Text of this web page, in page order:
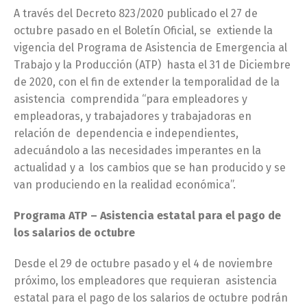
A través del Decreto 823/2020 publicado el 27 de
octubre pasado en el Boletín Oficial, se extiende la
vigencia del Programa de Asistencia de Emergencia al
Trabajo y la Producción (ATP) hasta el 31 de Diciembre
de 2020, con el fin de extender la temporalidad de la
asistencia comprendida “para empleadores y
empleadoras, y trabajadores y trabajadoras en
relación de dependencia e independientes,
adecuándolo a las necesidades imperantes en la
actualidad y a los cambios que se han producido y se
van produciendo en la realidad económica”.
Programa ATP – Asistencia estatal para el pago de
los salarios de octubre
Desde el 29 de octubre pasado y el 4 de noviembre
próximo, los empleadores que requieran asistencia
estatal para el pago de los salarios de octubre podrán